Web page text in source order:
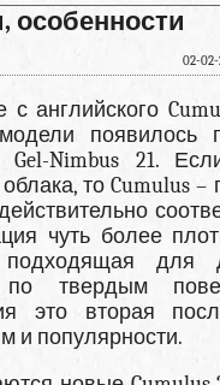
особенности
02-
с английского
появилось
Gel-Nimbus 21.
то Cumulus –
чуть более
для
по твердым
это вторая
и популярности.